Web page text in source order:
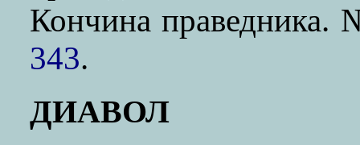
Кончина
343.
ДИАВОЛ